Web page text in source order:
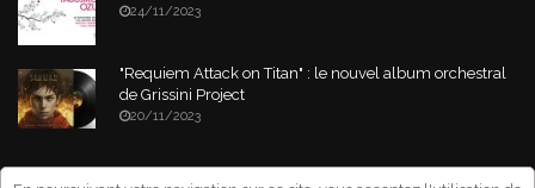
24/11/2023
"Requiem Attack on Titan" : le nouvel album orchestral
de Grissini Project
20/11/2023